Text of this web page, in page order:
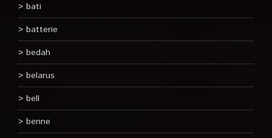
bati
batterie
bedah
belarus
bell
benne